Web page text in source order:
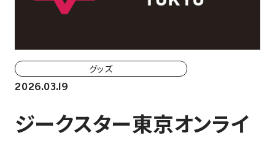
会場（座席・価格表）
チケット購入方法
各座席について
グッズ
2026.03.19
ジークスター東京オンライ